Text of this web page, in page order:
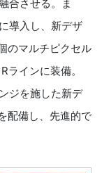
合させる。ま
導入し、新デザ
のマルチピクセル
ラインに装備。
ジを施した新デ
配備し、先進的で